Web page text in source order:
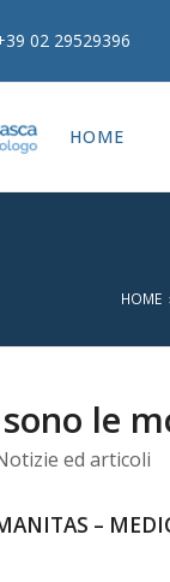
02 29529396
HOME
HOME
le
ed articoli
–